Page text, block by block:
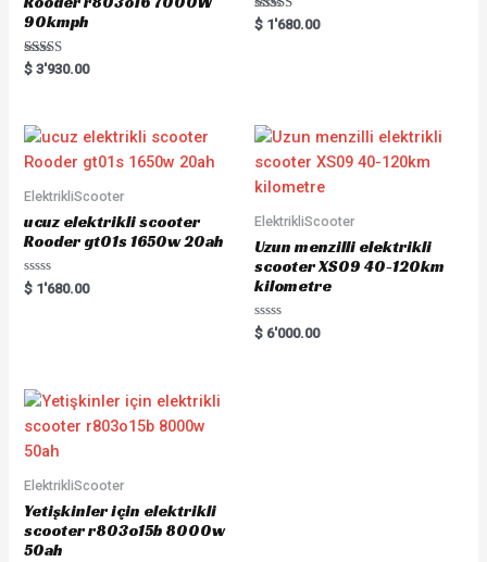
90kmph
Rated
5.00
$ 3'930.00
Rated
5.00
$ 1'680.00
ElektrikliScooter
ucuz elektrikli scooter
Rooder gt01s 1650w 20ah
Rated
0
$ 1'680.00
ElektrikliScooter
Uzun menzilli elektrikli
scooter XS09 40-120km
kilometre
Rated
0
$ 6'000.00
ElektrikliScooter
Yetişkinler için elektrikli
scooter r803o15b 8000w
50ah